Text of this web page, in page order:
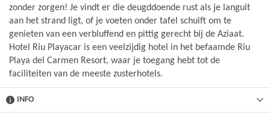
zonder zorgen! Je vindt er die deugddoende rust als je languit
aan het strand ligt, of je voeten onder tafel schuift om te
genieten van een verbluffend en pittig gerecht bij de Aziaat.
Hotel Riu Playacar is een veelzijdig hotel in het befaamde Riu
Playa del Carmen Resort, waar je toegang hebt tot de
faciliteiten van de meeste zusterhotels.
INFO